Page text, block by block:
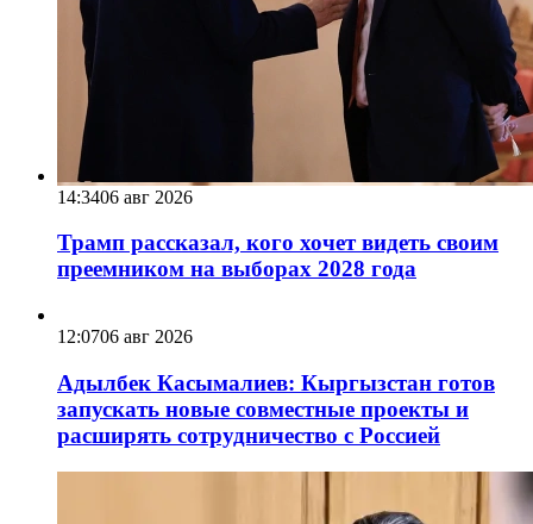
14:3406 авг 2026
Трамп рассказал, кого хочет видеть своим
преемником на выборах 2028 года
12:0706 авг 2026
Адылбек Касымалиев: Кыргызстан готов
запускать новые совместные проекты и
расширять сотрудничество с Россией